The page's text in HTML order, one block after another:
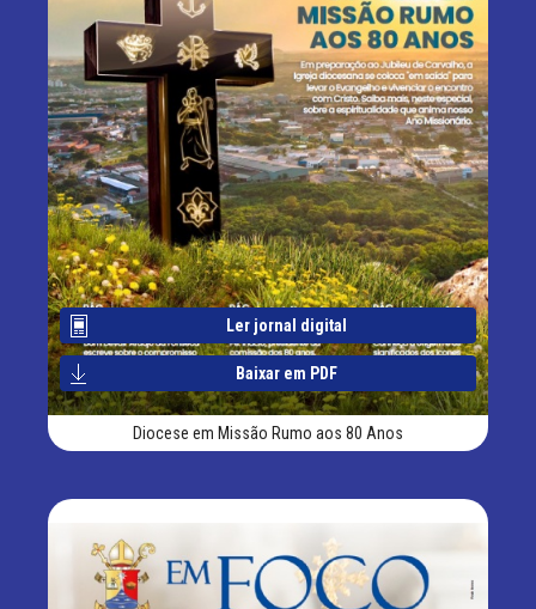
Ler jornal digital
Baixar em PDF
Diocese em Missão Rumo aos 80 Anos